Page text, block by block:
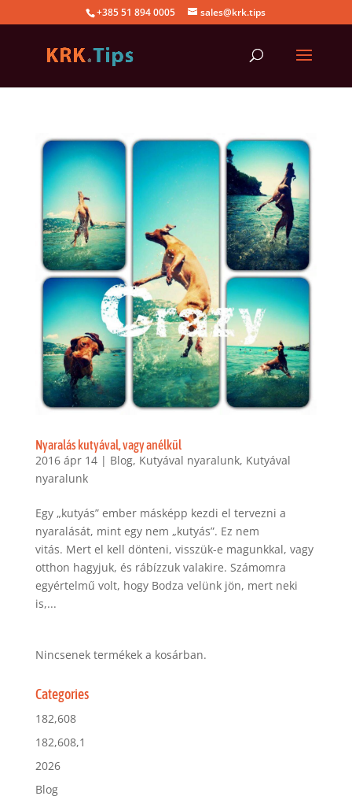
+385 51 894 0005 sales@krk.tips
Nyaralás kutyával, vagy anélkül
2016 ápr 14| Blog, Kutyával nyaralunk, Kutyával
nyaralunk
Egy „kutyás” ember másképp kezdi el tervezni a
nyaralását, mint egy nem „kutyás”. Ez nem
vitás. Mert el kell dönteni, visszük-e magunkkal, vagy
otthon hagyjuk, és rábízzuk valakire. Számomra
egyértelmű volt, hogy Bodza velünk jön, mert neki
is,...
Nincsenek termékek a kosárban.
Categories
182,608
182,608,1
2026
Blog